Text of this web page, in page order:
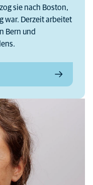
sie nach Boston,
war. Derzeit arbeitet
Bern und